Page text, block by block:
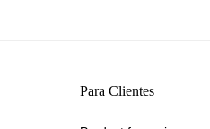
Para Clientes